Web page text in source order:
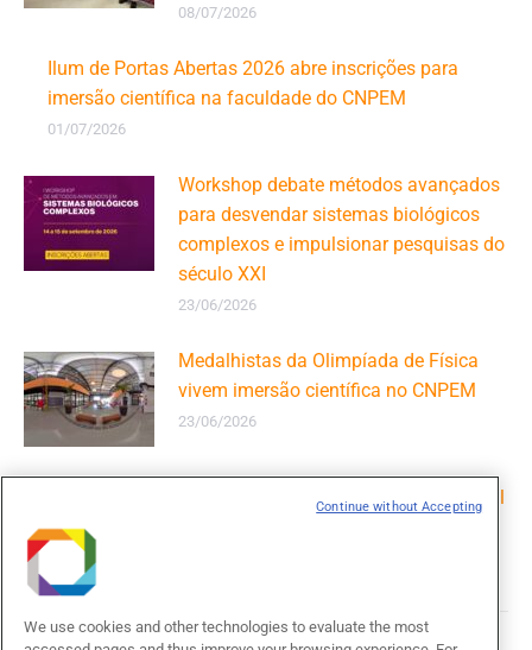
08/07/2026
Ilum de Portas Abertas 2026 abre inscrições para
imersão científica na faculdade do CNPEM
01/07/2026
Workshop debate métodos avançados
para desvendar sistemas biológicos
complexos e impulsionar pesquisas do
século XXI
23/06/2026
Medalhistas da Olimpíada de Física
vivem imersão científica no CNPEM
23/06/2026
Parceria entre CNPEM/Ilum e Paraíba vai capacitar mil
professores em IA e emergência climática
16/06/2026
We use cookies and other technologies to evaluate the most
Continue without Accepting